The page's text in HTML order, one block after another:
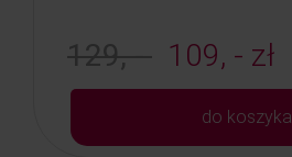
129, - 109, - zł
do koszyka